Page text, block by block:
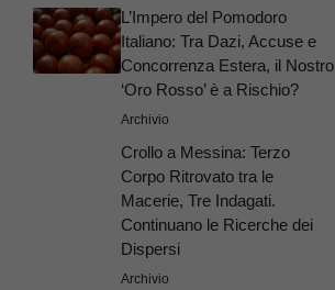
L’Impero del Pomodoro
Italiano: Tra Dazi, Accuse e
Concorrenza Estera, il Nostro
‘Oro Rosso’ è a Rischio?
Archivio
Crollo a Messina: Terzo
Corpo Ritrovato tra le
Macerie, Tre Indagati.
Continuano le Ricerche dei
Dispersi
Archivio